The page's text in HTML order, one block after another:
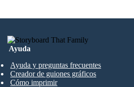
Ayuda
Ayuda y preguntas frecuentes
Creador de guiones gráficos
Cómo imprimir